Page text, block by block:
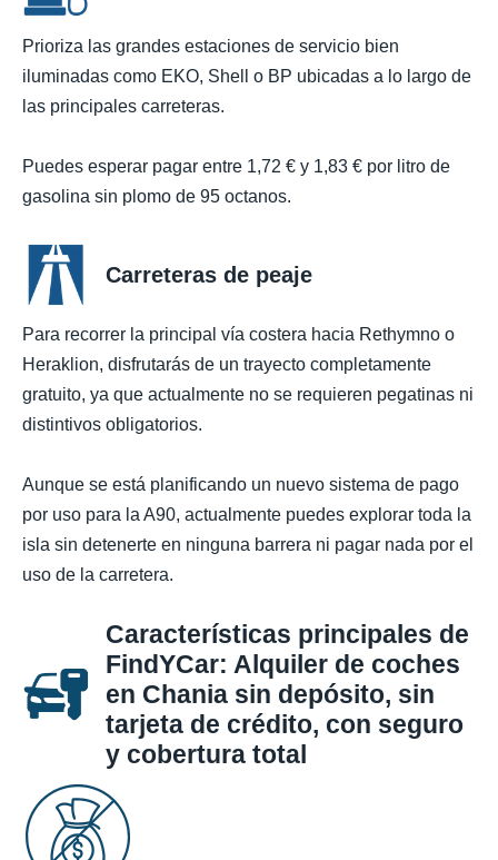
Prioriza las grandes estaciones de servicio bien
iluminadas como EKO, Shell o BP ubicadas a lo largo de
las principales carreteras.
Puedes esperar pagar entre 1,72 € y 1,83 € por litro de
gasolina sin plomo de 95 octanos.
Carreteras de peaje
Para recorrer la principal vía costera hacia Rethymno o
Heraklion, disfrutarás de un trayecto completamente
gratuito, ya que actualmente no se requieren pegatinas ni
distintivos obligatorios.
Aunque se está planificando un nuevo sistema de pago
por uso para la A90, actualmente puedes explorar toda la
isla sin detenerte en ninguna barrera ni pagar nada por el
uso de la carretera.
Características principales de
FindYCar: Alquiler de coches
en Chania sin depósito, sin
tarjeta de crédito, con seguro
y cobertura total